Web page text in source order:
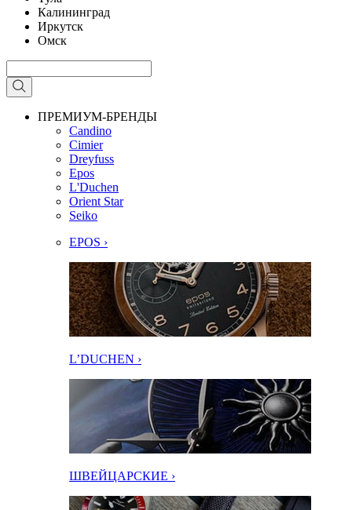
Калининград
Иркутск
Омск
ПРЕМИУМ-БРЕНДЫ
Candino
Cimier
Dreyfuss
Epos
L'Duchen
Orient Star
Seiko
EPOS ›
L’DUCHEN ›
ШВЕЙЦАРСКИЕ ›